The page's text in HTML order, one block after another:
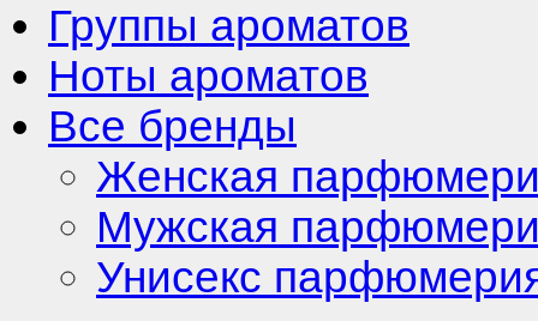
Группы ароматов
Ноты ароматов
Все бренды
Женская
Мужская
Унисекс